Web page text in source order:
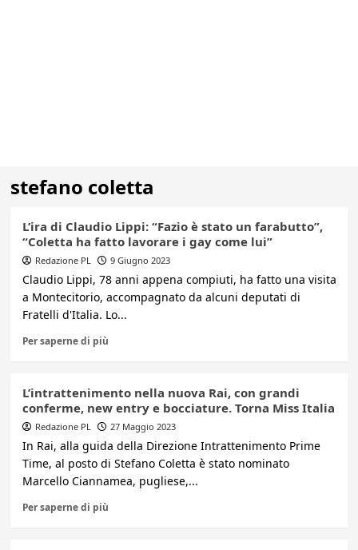
stefano coletta
L’ira di Claudio Lippi: “Fazio è stato un farabutto”,
“Coletta ha fatto lavorare i gay come lui”
Redazione PL 9 Giugno 2023
Claudio Lippi, 78 anni appena compiuti, ha fatto una visita
a Montecitorio, accompagnato da alcuni deputati di
Fratelli d'Italia. Lo...
Per saperne di più
L’intrattenimento nella nuova Rai, con grandi
conferme, new entry e bocciature. Torna Miss Italia
Redazione PL 27 Maggio 2023
In Rai, alla guida della Direzione Intrattenimento Prime
Time, al posto di Stefano Coletta è stato nominato
Marcello Ciannamea, pugliese,...
Per saperne di più